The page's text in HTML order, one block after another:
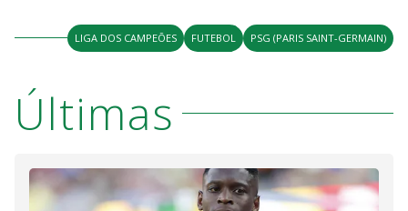
LIGA DOS CAMPEÕES FUTEBOL PSG (PARIS SAINT-GERMAIN)
Últimas